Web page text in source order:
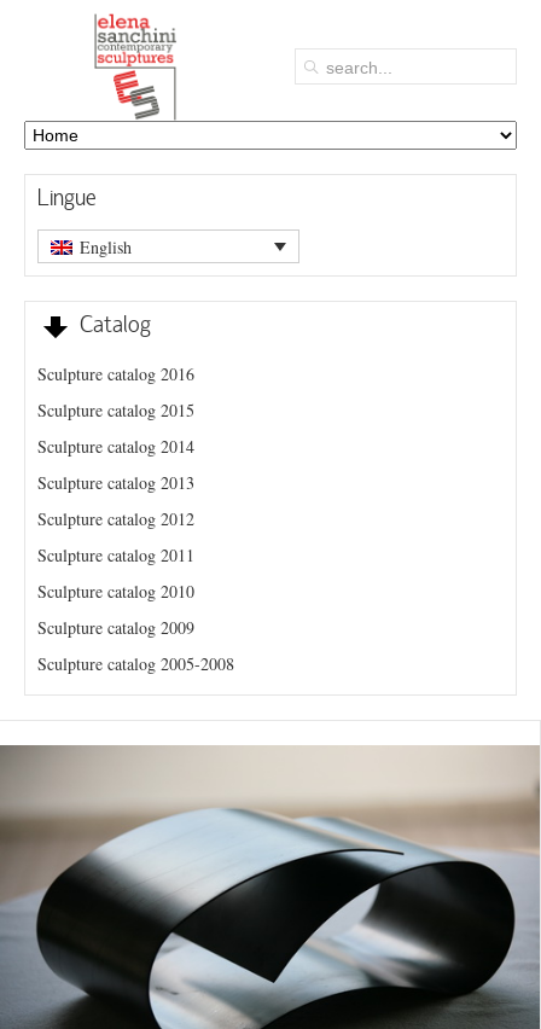
Lingue
English
Catalog
Sculpture catalog 2016
Sculpture catalog 2015
Sculpture catalog 2014
Sculpture catalog 2013
Sculpture catalog 2012
Sculpture catalog 2011
Sculpture catalog 2010
Sculpture catalog 2009
Sculpture catalog 2005-2008